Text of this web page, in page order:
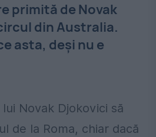
primită de Novak
din Australia.
asta, deși nu e
Novak Djokovici să
de la Roma, chiar dacă